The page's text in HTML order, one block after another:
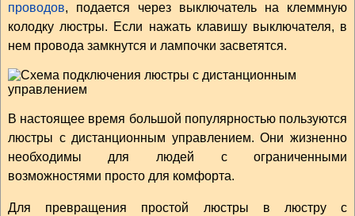
проводов, подается через выключатель на клеммную
колодку люстры. Если нажать клавишу выключателя, в
нем провода замкнутся и лампочки засветятся.
В настоящее время большой популярностью пользуются
люстры с дистанционным управлением. Они жизненно
необходимы для людей с ограниченными
возможностями просто для комфорта.
Для превращения простой люстры в люстру с